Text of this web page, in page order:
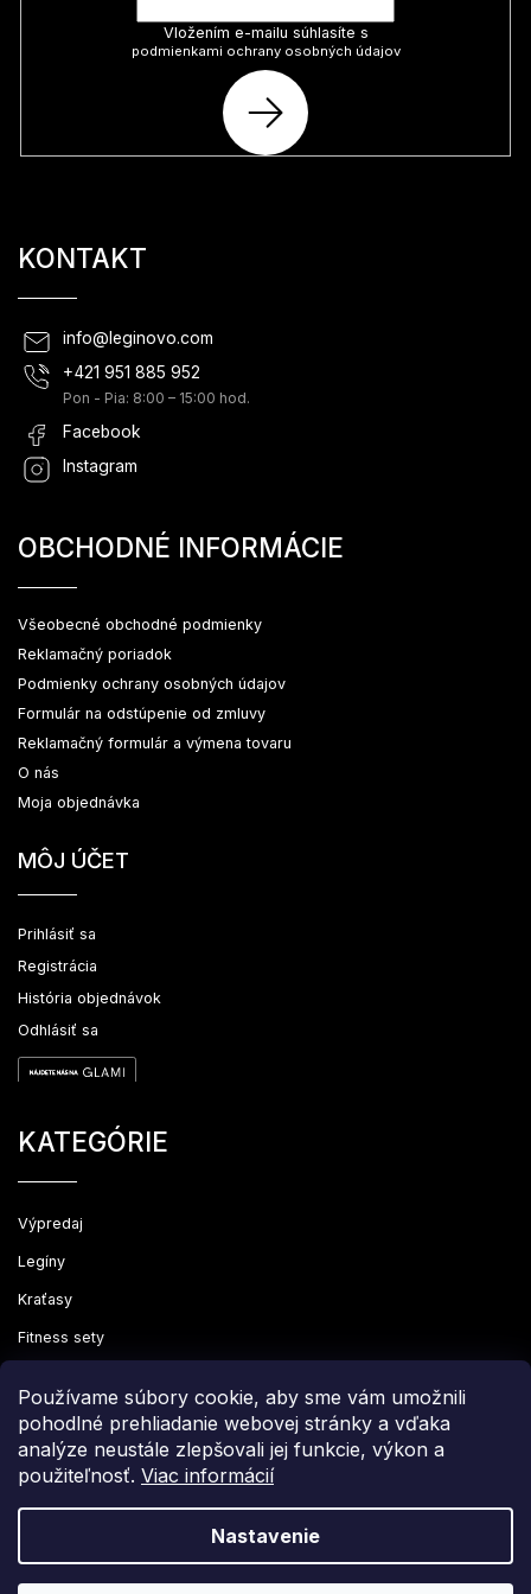
Používame súbory cookie, aby sme vám umožnili
pohodlné prehliadanie webovej stránky a vďaka
analýze neustále zlepšovali jej funkcie, výkon a
použiteľnosť. Viac informácií
Nastavenie
Vložením e-mailu súhlasíte s
podmienkami ochrany osobných údajov
PRIHLÁSIŤ
SA
KONTAKT
info@ leginovo.com
+421 951 885 952
Pon - Pia: 8:00 – 15:00 hod.
Facebook
Instagram
OBCHODNÉ INFORMÁCIE
Všeobecné obchodné podmienky
Reklamačný poriadok
Podmienky ochrany osobných údajov
Formulár na odstúpenie od zmluvy
Reklamačný formulár a výmena tovaru
O nás
Moja objednávka
MÔJ ÚČET
Prihlásiť sa
Registrácia
História objednávok
Odhlásiť sa
KATEGÓRIE
Výpredaj
Legíny
Kraťasy
Fitness sety